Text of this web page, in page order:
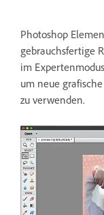
Photoshop
gebrauchsfertige
im
um neue
zu verwenden.